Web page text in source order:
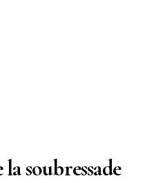
soubressade